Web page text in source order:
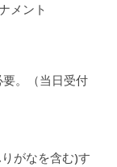
メント
。（当日受付
がなを含む)す